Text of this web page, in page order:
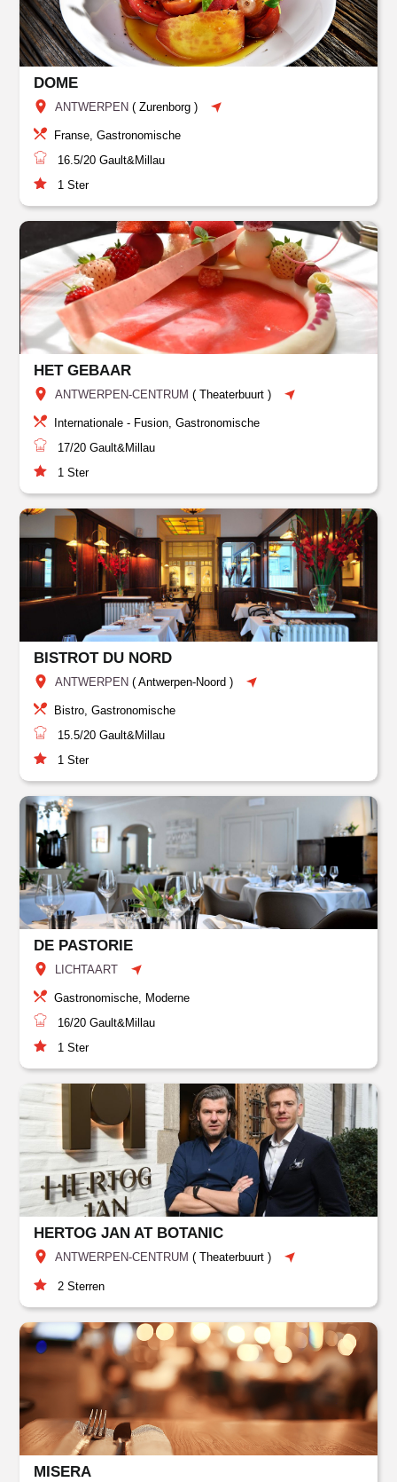
DOME
ANTWERPEN (Zurenborg )
Franse, Gastronomische
16.5/20 Gault&Millau
1 Ster
HET GEBAAR
ANTWERPEN-CENTRUM (Theaterbuurt )
Internationale - Fusion, Gastronomische
17/20 Gault&Millau
1 Ster
BISTROT DU NORD
ANTWERPEN (Antwerpen-Noord )
Bistro, Gastronomische
15.5/20 Gault&Millau
1 Ster
DE PASTORIE
LICHTAART
Gastronomische, Moderne
16/20 Gault&Millau
1 Ster
HERTOG JAN AT BOTANIC
ANTWERPEN-CENTRUM (Theaterbuurt )
2 Sterren
MISERA